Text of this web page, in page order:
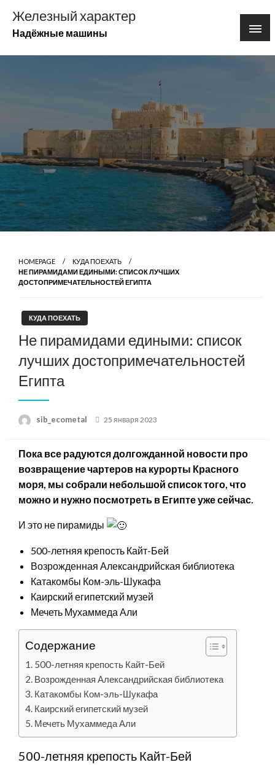
содержимому
Железный характер
Надёжные машины
HOMEPAGE
КУДА ПОЕХАТЬ
НЕ ПИРАМИДАМИ ЕДИНЫМИ: СПИСОК ЛУЧШИХ
ДОСТОПРИМЕЧАТЕЛЬНОСТЕЙ ЕГИПТА
КУДА ПОЕХАТЬ
Не пирамидами едиными: список
лучших достопримечательностей
Египта
sib_ecometal
Posted
25 января 2023
Пока все радуются долгожданной новости про
возвращение чартеров на курорты Красного
моря, мы собрали небольшой список того, что
можно и нужно посмотреть в Египте уже сейчас.
И это не пирамиды
500-летняя крепость Кайт-Бей
Возрожденная Александрийская библиотека
Катакомбы Ком-эль-Шукафа
Каирский египетский музей
Мечеть Мухаммеда Али
Содержание
500-летняя крепость Кайт-Бей
Возрожденная Александрийская библиотека
Катакомбы Ком-эль-Шукафа
Каирский египетский музей
Мечеть Мухаммеда Али
500-летняя крепость Кайт-Бей